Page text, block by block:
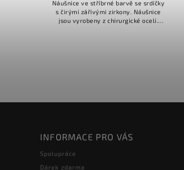
Náušnice ve stříbrné barvě se srdíčky
s čirými zářivými zirkony. Náušnice
jsou vyrobeny z chirurgické oceli.
INFORMACE PRO VÁS
Spolupráce
Dárek zdarma